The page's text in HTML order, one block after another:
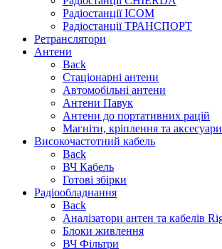
Радіостанції ICOM
Радіостанції ТРАНСПОРТ
Ретранслятори
Антени
Back
Стаціонарні антени
Автомобільні антени
Антени Павук
Антени до портативних рацій
Магніти, кріплення та аксесуари
Високочастотний кабель
Back
ВЧ Кабель
Готові збірки
Радіообладнання
Back
Аналізатори антен та кабелів
Блоки живлення
ВЧ Фільтри